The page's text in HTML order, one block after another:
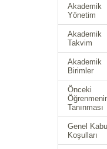
Akademik
Yönetim
Akademik
Takvim
Akademik
Birimler
Önceki
Tanınması
Genel Kabul
Koşulları